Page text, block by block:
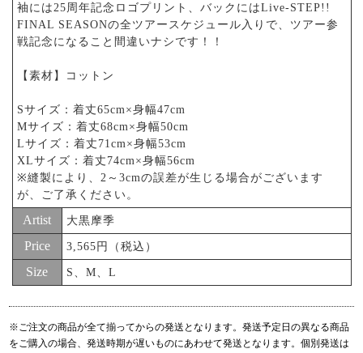
袖には25周年記念ロゴプリント、バックにはLive-STEP!!
FINAL SEASONの全ツアースケジュール入りで、ツアー参
戦記念になること間違いナシです！！
【素材】コットン
Sサイズ：着丈65cm×身幅47cm
Mサイズ：着丈68cm×身幅50cm
Lサイズ：着丈71cm×身幅53cm
XLサイズ：着丈74cm×身幅56cm
※縫製により、2～3cmの誤差が生じる場合がございます
が、ご了承ください。
Artist 大黒摩季
Price 3,565円（税込）
Size S、M、L
※ご注文の商品が全て揃ってからの発送となります。発送予定日の異なる商品
をご購入の場合、発送時期が遅いものにあわせて発送となります。個別発送は